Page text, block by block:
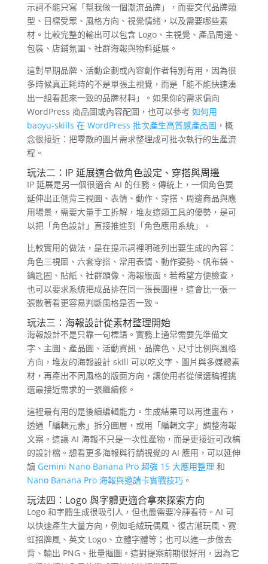
示詞不能只寫「幫我做一個潮流品牌」，而要交代品牌類
型、目標受眾、風格方向、視覺情緒，以及需要哪些素
材。比較完整的輸出可以包含 Logo、主視覺、產品周邊、
包裝、店鋪氛圍、社群海報與物料延展。
這對早期品牌、活動企劃或內容創作者特別有用，因為很
多時候真正耗時的不是單張主視覺，而是「能不能快速湊
出一組看起來一致的品牌材料」。如果你的需求偏向
WordPress 商品圖或內容配圖，也可以參考 如何用
baoyu-skills 在 WordPress 批次產生高質感產品圖 ，概
念很接近：把零散的圖片需求整理成可批次執行的生產流
程。
玩法二：IP 延展適合做角色設定、穿搭與周邊
IP 延展是另一個很適合 AI 的任務。傳統上，一個角色要
延伸出正側背三視圖、表情、動作、穿搭、周邊商品與應
用場景，需要大量手工拆解，堆友這類工具的優勢，是可
以把「角色設計」直接推進到「角色應用系統」。
比較實用的做法，是在提示詞裡明確列出要生成的內容：
角色三視圖、六套穿搭、常用表情、動作姿勢、帆布袋、
鑰匙圈、貼紙、社群頭像、海報版面。若希望方便檢查，
也可以要求系統把成品排在同一張長圖裡，這會比一張一
張散著看更容易判斷風格是否一致。
玩法三：海報設計從素材整理開始
海報設計不是只靠一句標語。實務上通常需要先準備文
字、主圖、產品圖、活動資訊、品牌色、尺寸比例與風格
方向，堆友的海報設計 skill 可以吃文字、圖片與多媒體素
材，再產出不同風格的版面方向，讓使用者從候選稿裡挑
選最接近需求的一張繼續修。
這裡最有用的是後續編輯能力。生成結果可以再進畫布，
透過「編輯元素」拆分圖層，或用「編輯文字」調整海報
文案。這讓 AI 海報不只是一次性產物，而是更接近可改稿
的設計檔。想看更多海報與行銷視覺的 AI 應用，可以延伸
讀 Gemini Nano Banana Pro 超強 15 大應用整理 和
Nano Banana Pro 海報與邀請卡實戰技巧。
玩法四：Logo 與字體更適合拿來探索方向
Logo 和字體生成很吸引人，但也最需要冷靜看待。AI 可
以快速產生大量方向，例如毛絨玩偶風、復古潮玩風、霓
虹招牌風、英文 Logo、立體字體等；也可以進一步做去
背、輸出 PNG、批量摳圖。這對提案前期很好用，因為它